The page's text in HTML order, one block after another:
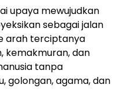
upaya mewujudkan
sebagai jalan
arah terciptanya
kemakmuran, dan
tanpa
golongan, agama, dan